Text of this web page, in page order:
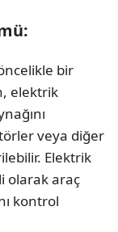
bir
elektrik
veya diğer
Elektrik
olarak araç
kontrol